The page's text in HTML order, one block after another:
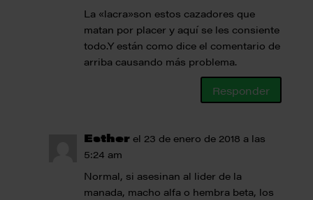
La «lacra»son estos cazadores que
matan por placer y aquí se les consiente
todo.Y están como dice el comentario de
arriba causando más problema.
Responder
Esther el 23 de enero de 2018 a las
5:24 am
Normal, si asesinan al lider de la
manada, macho alfa o hembra beta, los